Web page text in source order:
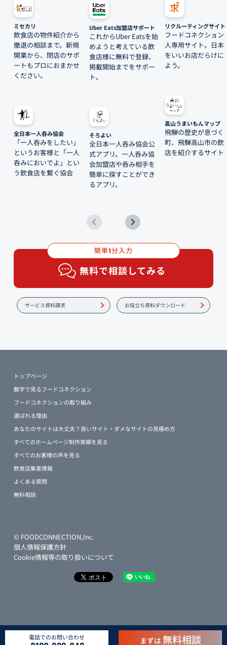
ミセカリ
飲食店の物件紹介から
撤退の相談まで。新規
開業から、閉店のサポ
ートもプロにおまかせ
ください。
全日本一人呑み協会
「一人呑みをしたい」
というお客様と「一人
呑みにおいでよ」とい
う飲食店を繋ぐ協会
Uber Eats加盟店サポート
これからUber Eatsを始
めようと考えている飲
食店様に無料で登録、
掲載開始までをサポー
ト。
そろよい
全日本一人呑み協会公
式アプリ。一人呑み協
会加盟店や呑み相手を
簡単に探すことができ
るアプリ。
リクルーティングサイト
フードコネクション
人専用サイト。日本
をいいお店だらけに
よう。
高山うまいもんマップ
飛騨の歴史が息づく
町、飛騨高山市の飲
店を紹介するサイト
簡単1分入力
無料で相談してみる
サービス資料請求 お役立ち資料ダウンロード
トップページ
数字で見るフードコネクション
フードコネクションの取り組み
選ばれる理由
あなたのサイトは大丈夫？良いサイト・ダメなサイトの見極め方
すべてのホームページ制作実績を見る
すべてのお客様の声を見る
飲食店集客情報
よくある質問
無料相談
© FOODCONNECTION,Inc.
個人情報保護方針
Cookie情報等の取り扱いについて
電話でのお問い合わせ まずは 無料相談